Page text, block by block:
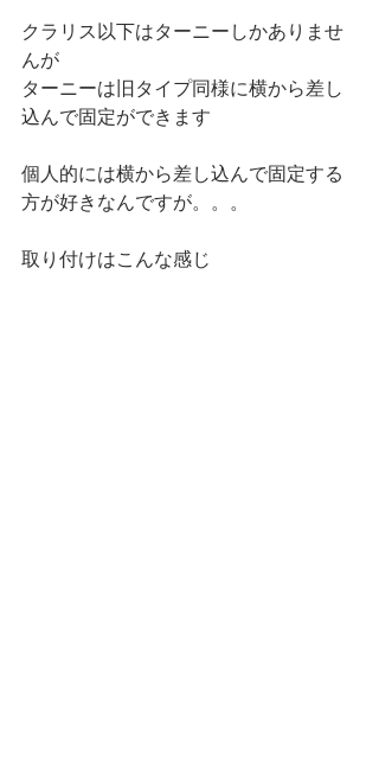
クラリス以下はターニーしかありませ
んが
ターニーは旧タイプ同様に横から差し
込んで固定ができます
個人的には横から差し込んで固定する
方が好きなんですが。。。
取り付けはこんな感じ